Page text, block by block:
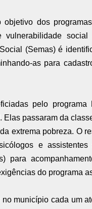
objetivo dos
vulnerabilidade
(Semas) é
as para
pelo
Elas passaram da
extrema pobreza. O
e
para
do programa
município cada um